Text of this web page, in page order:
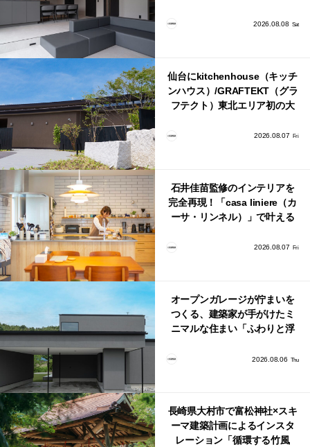
2026.08.08 Sat
仙台にkitchenhouse（キッチ
ンハウス）/GRAFTEKT（グラ
フテクト）東北エリア初の大
2026.08.07 Fri
石井佳苗監修のインテリアを
完全再現！「casa liniere（カ
ーサ・リンネル）」で叶える
2026.08.07 Fri
オープンガレージが佇まいを
つくる、建築家が手がけたミ
ニマルな住まい「ふわりと浮
2026.08.06 Thu
長崎県大村市で富松神社×スキ
ーマ建築計画によるインスタ
レーション「循環する竹風